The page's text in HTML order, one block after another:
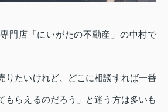
門店「にいがたの不動産」の中村で
りたいけれど、どこに相談すれば一番
もらえるのだろう」と迷う方は多いも